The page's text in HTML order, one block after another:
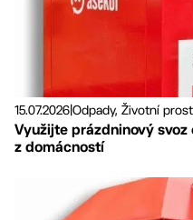
15.07.2026Odpady, Životní
Využijte prázdninový
z domácností